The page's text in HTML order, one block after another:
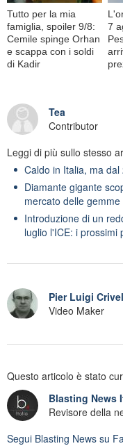
Tutto per la mia
famiglia, spoiler 9/8:
Cemile spinge Orhan
e scappa con i soldi
di Kadir
7
Tea
Contributor
Leggi di più sullo stesso
Caldo in Italia, ma
Diamante gigante
mercato delle gemme
Introduzione di un
luglio l'ICE: i prossimi
Pier Luigi
Video Maker
Questo articolo è stato
Blasting News
Revisore della
Segui Blasting News su